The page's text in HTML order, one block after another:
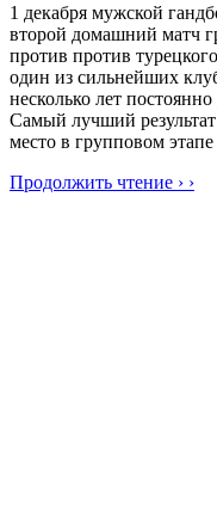
1 декабря мужской
второй домашний матч
против против
один из сильнейших
несколько лет
Самый лучший
место в групповом
Продолжить чтение › ›